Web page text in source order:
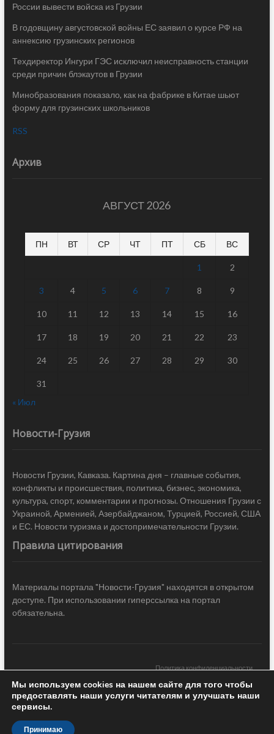
России вывести войска из Грузии
В годовщину августовской войны ЕС заявил о курсе РФ на
аннексию грузинских регионов
Техдиректор Ингури ГЭС исключил неисправность станции
среди причин блэкаутов в Грузии
Минобразования показало, как на фабрике в Китае шьют
форму для грузинских школьников
RSS
Архив
АВГУСТ 2026
ПН ВТ СР ЧТ ПТ СБ ВС
1 2
3 4 5 6 7 8 9
10 11 12 13 14 15 16
17 18 19 20 21 22 23
24 25 26 27 28 29 30
31
« Июл
Новости-Грузия
Новости Грузии, Кавказа. Картина дня – главные события,
конфликты и происшествия, политика, бизнес, экономика,
культура, спорт, комментарии и прогнозы. Отношения Грузии с
Украиной, Арменией, Азербайджаном, Турцией, Россией, США
и ЕС. Новости туризма и достопримечательности Грузии.
Правила цитирования
Материалы портала "Новости-Грузия" находятся в открытом
доступе. При использовании гиперссылка на портал
обязательна.
Политика конфиденциальности
Новости Грузии| Black Sea Press LTD © 2020 All Rights Reserved /
Design & development —
Мы используем cookies на нашем сайте для того чтобы
предоставлять наши услуги читателям и улучшать наши
сервисы.
Принимаю